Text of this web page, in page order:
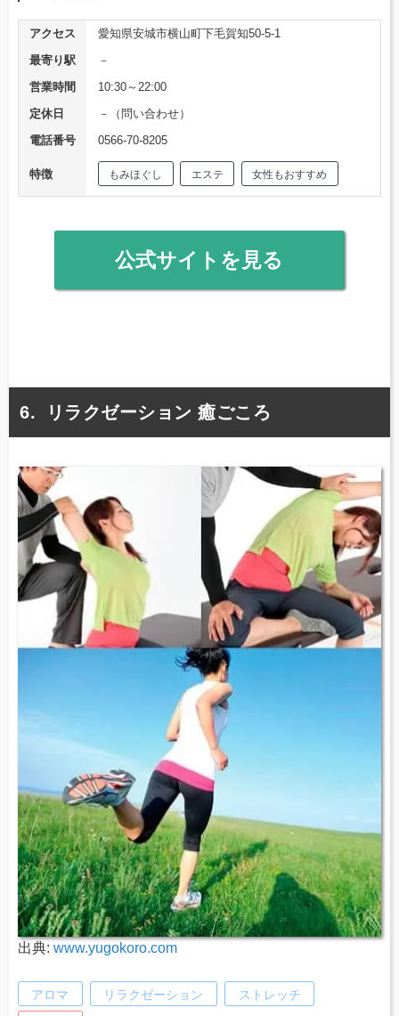
アクセス
愛知県安城市横山町下毛賀知50-5-1
最寄り駅
－
営業時間
10:30～22:00
定休日
－（問い合わせ）
電話番号
0566-70-8205
特徴 もみほぐし エステ 女性もおすすめ
公式サイトを見る
リラクゼーション 癒ごころ
出典: www.yugokoro.com
アロマ リラクゼーション ストレッチ